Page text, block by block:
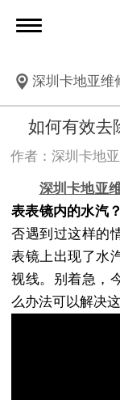
深圳卡地亚维
如何有效去
作者：深圳卡地
深圳卡地亚
表表镜内的水汽？
否遇到过这样的
表镜上出现了水
视线。别着急，
么办法可以解决这